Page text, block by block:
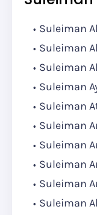
Suleiman
Suleiman
Suleiman
Suleiman
Suleiman
Suleiman
Suleiman
Suleiman
Suleiman
Suleiman